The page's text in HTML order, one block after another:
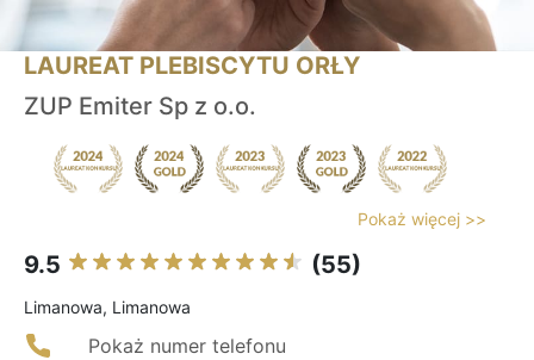
LAUREAT PLEBISCYTU ORŁY
ZUP Emiter Sp z o.o.
Pokaż więcej >>
9.5 (55)
Limanowa, Limanowa
Pokaż numer telefonu